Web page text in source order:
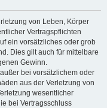
von Leben, Körper
Vertragspflichten
ein vorsätzliches oder grob
Dies gilt auch für mittelbare
Gewinn.
bei vorsätzlichem oder
aus der Verletzung von
wesentlicher
bei Vertragsschluss